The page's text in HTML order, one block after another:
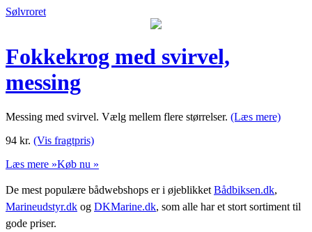
Sølvroret
Fokkekrog med svirvel,
messing
Messing med svirvel. Vælg mellem flere størrelser. (Læs mere)
94 kr. (Vis fragtpris)
Læs mere »Køb nu »
De mest populære bådwebshops er i øjeblikket Bådbiksen.dk,
Marineudstyr.dk og DKMarine.dk, som alle har et stort sortiment til
gode priser.